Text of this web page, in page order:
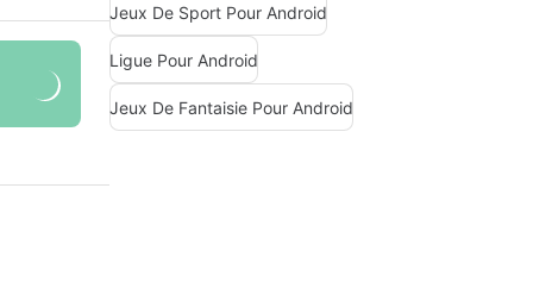
Jeux De Sport Pour Android
Ligue Pour Android
Jeux De Fantaisie Pour Android